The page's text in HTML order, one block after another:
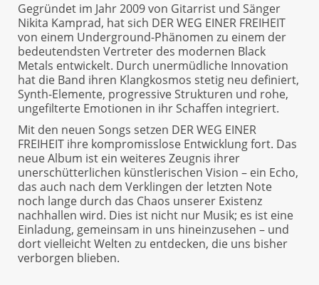
Gegründet im Jahr 2009 von Gitarrist und Sänger
Nikita Kamprad, hat sich DER WEG EINER FREIHEIT
von einem Underground-Phänomen zu einem der
bedeutendsten Vertreter des modernen Black
Metals entwickelt. Durch unermüdliche Innovation
hat die Band ihren Klangkosmos stetig neu definiert,
Synth-Elemente, progressive Strukturen und rohe,
ungefilterte Emotionen in ihr Schaffen integriert.
Mit den neuen Songs setzen DER WEG EINER
FREIHEIT ihre kompromisslose Entwicklung fort. Das
neue Album ist ein weiteres Zeugnis ihrer
unerschütterlichen künstlerischen Vision – ein Echo,
das auch nach dem Verklingen der letzten Note
noch lange durch das Chaos unserer Existenz
nachhallen wird. Dies ist nicht nur Musik; es ist eine
Einladung, gemeinsam in uns hineinzusehen – und
dort vielleicht Welten zu entdecken, die uns bisher
verborgen blieben.